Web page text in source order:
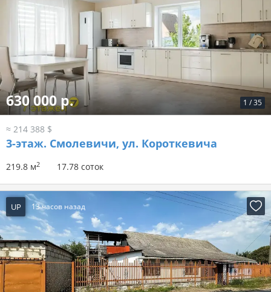
1 /35
630 000 р.
≈ 214 388 $
3-этаж. Смолевичи, ул. Короткевича
219.8 м2 17.78 соток
UP 13 часов назад